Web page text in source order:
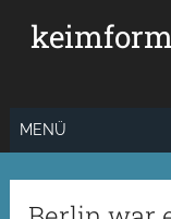
Inhalt
MENÜ